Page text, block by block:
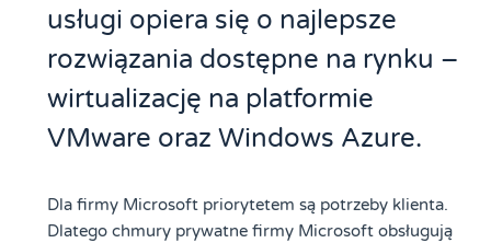
usługi opiera się o najlepsze
rozwiązania dostępne na rynku –
wirtualizację na platformie
VMware oraz Windows Azure.
Dla firmy Microsoft priorytetem są potrzeby klienta.
Dlatego chmury prywatne firmy Microsoft obsługują